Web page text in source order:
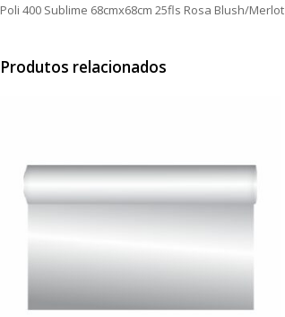
Poli 400 Sublime 68cmx68cm 25fls Rosa Blush/Merlot
Produtos relacionados